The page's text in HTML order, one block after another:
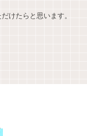
けたらと思います。